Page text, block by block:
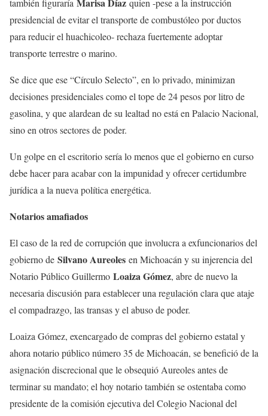
también figuraría Marisa Díaz quien -pese a la instrucción
presidencial de evitar el transporte de combustóleo por ductos
para reducir el huachicoleo- rechaza fuertemente adoptar
transporte terrestre o marino.
Se dice que ese “Círculo Selecto”, en lo privado, minimizan
decisiones presidenciales como el tope de 24 pesos por litro de
gasolina, y que alardean de su lealtad no está en Palacio Nacional,
sino en otros sectores de poder.
Un golpe en el escritorio sería lo menos que el gobierno en curso
debe hacer para acabar con la impunidad y ofrecer certidumbre
jurídica a la nueva política energética.
Notarios amafiados
El caso de la red de corrupción que involucra a exfuncionarios del
gobierno de Silvano Aureoles en Michoacán y su injerencia del
Notario Público Guillermo Loaiza Gómez, abre de nuevo la
necesaria discusión para establecer una regulación clara que ataje
el compadrazgo, las transas y el abuso de poder.
Loaiza Gómez, exencargado de compras del gobierno estatal y
ahora notario público número 35 de Michoacán, se benefició de la
asignación discrecional que le obsequió Aureoles antes de
terminar su mandato; el hoy notario también se ostentaba como
presidente de la comisión ejecutiva del Colegio Nacional del